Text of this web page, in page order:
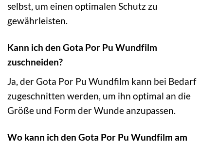
selbst, um einen optimalen Schutz zu
gewährleisten.
Kann ich den Gota Por Pu Wundfilm
zuschneiden?
Ja, der Gota Por Pu Wundfilm kann bei Bedarf
zugeschnitten werden, um ihn optimal an die
Größe und Form der Wunde anzupassen.
Wo kann ich den Gota Por Pu Wundfilm am